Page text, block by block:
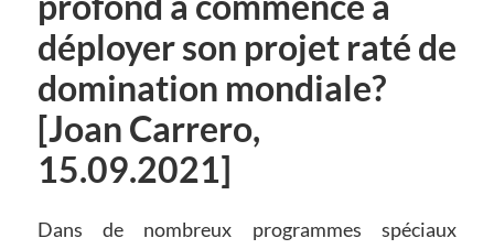
déployer son projet raté de
domination mondiale?
[Joan Carrero,
15.09.2021]
Dans de nombreux programmes spéciaux